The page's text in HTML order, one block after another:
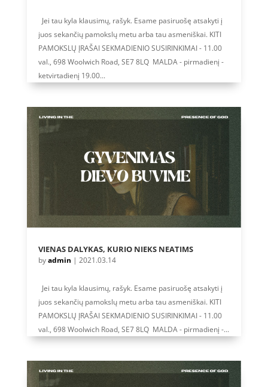
Jei tau kyla klausimų, rašyk. Esame pasiruošę atsakyti į
juos sekančių pamokslų metu arba tau asmeniškai. KITI
PAMOKSLŲ ĮRAŠAI SEKMADIENIO SUSIRINKIMAI - 11.00
val., 698 Woolwich Road, SE7 8LQ MALDA - pirmadienį -
ketvirtadienį 19.00...
VIENAS DALYKAS, KURIO NIEKS NEATIMS
byadmin | 2021.03.14
Jei tau kyla klausimų, rašyk. Esame pasiruošę atsakyti į
juos sekančių pamokslų metu arba tau asmeniškai. KITI
PAMOKSLŲ ĮRAŠAI SEKMADIENIO SUSIRINKIMAI - 11.00
val., 698 Woolwich Road, SE7 8LQ MALDA - pirmadienį -...